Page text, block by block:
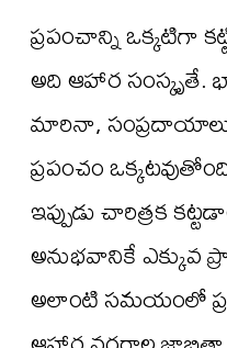
ప్రపంచాన్ని ఒక్కటిగా
అది ఆహార సంస్కృతే.
మారినా, సంప్రదాయాలు
ప్రపంచం
ఇప్పుడు చారిత్రక
అనుభవానికే ఎక్కువ
అలాంటి సమయంలో